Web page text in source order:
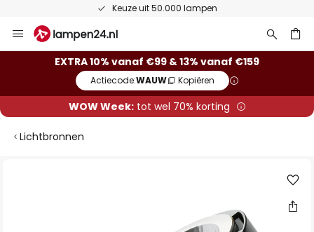
Keuze uit 50.000 lampen
naar
EXTRA 10% vanaf €99 & 13% vanaf €159
Actiecode:WAUW Kopiëren
WOW Week:tot wel 70% korting
Lichtbronnen